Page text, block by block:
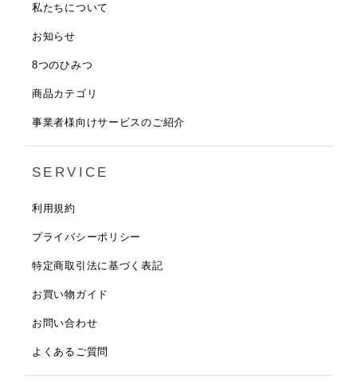
私たちについて
お知らせ
8つのひみつ
商品カテゴリ
事業者様向けサービスのご紹介
SERVICE
利用規約
プライバシーポリシー
特定商取引法に基づく表記
お買い物ガイド
お問い合わせ
よくあるご質問